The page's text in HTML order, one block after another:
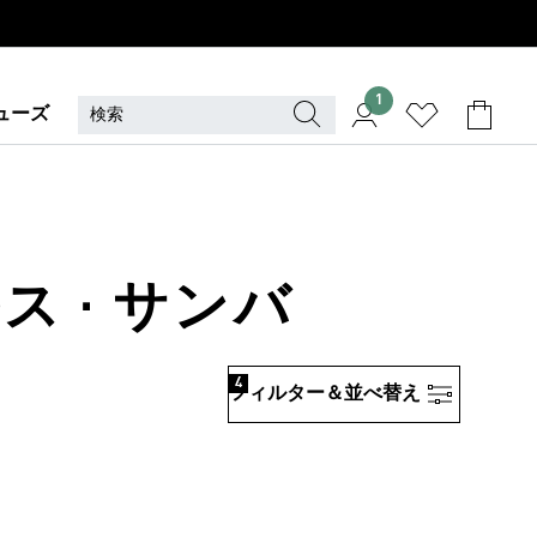
ーズ
1
· サンバ
フィルター＆並べ替え
4